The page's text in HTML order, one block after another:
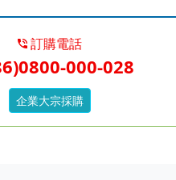
訂購電話
000-028
企業大宗採購